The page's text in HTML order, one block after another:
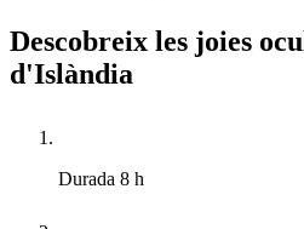
Descobreix les joies
d'Islàndia
Durada 8 h